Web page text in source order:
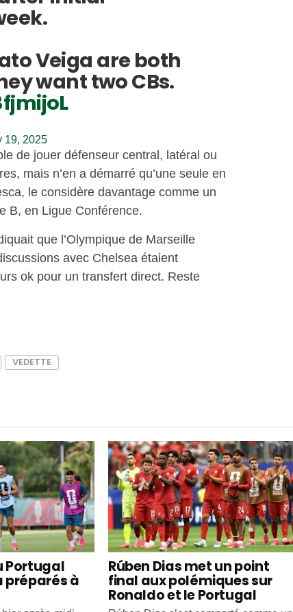
Veiga are both
want two CBs.
19, 2025
de jouer défenseur central, latéral ou
mais n’en a démarré qu’une seule en
le considère davantage comme un
B, en Ligue Conférence.
que l’Olympique de Marseille
avec Chelsea étaient
ok pour un transfert direct. Reste
VEDETTE
Portugal
préparés à
Rúben Dias met un point
final aux polémiques sur
Ronaldo et le Portugal